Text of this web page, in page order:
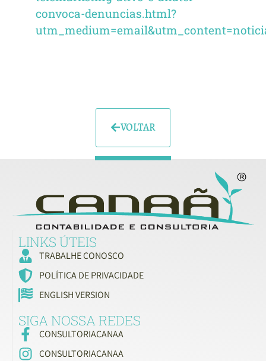
convoca-denuncias.html?
VOLTAR
LINKS ÚTEIS
TRABALHE CONOSCO
POLÍTICA DE PRIVACIDADE
ENGLISH VERSION
SIGA NOSSA REDES
CONSULTORIACANAA
CONSULTORIACANAA